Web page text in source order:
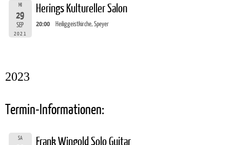
MI
29
SEP
2021
Herings Kultureller Salon
20:00 Heiliggeistkirche, Speyer
2023
Termin-Informationen:
SA Frank Wingold Solo Guitar